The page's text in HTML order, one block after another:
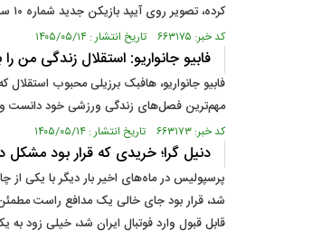
کرده، تصویر روی آیپد بازیکن جدید شماره ۱۰ سرخ‌هاست.
کد خبر: ۶۶۳۱۷۵ تاریخ انتشار : ۱۴۰۵/۰۵/۱۴
فابیو جانواریو: استقلال زندگی من
مهم‌ترین فصل‌های زندگی ورزشی خود دانست و
کد خبر: ۶۶۳۱۷۳ تاریخ انتشار : ۱۴۰۵/۰۵/۱۴
دنیل گرا؛ خریدی که قرار بود
پرسپولیس در ماه‌های اخیر بار دیگر با یکی
شد، قرار بود جای خالی یک مدافع راست مطمئن را
قابل قبول وارد فوتبال ایران شد، خیلی زود